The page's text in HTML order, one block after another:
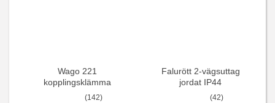
Wago 221
kopplingsklämma
(142)
Falurött 2-vägsuttag
jordat IP44
(42)